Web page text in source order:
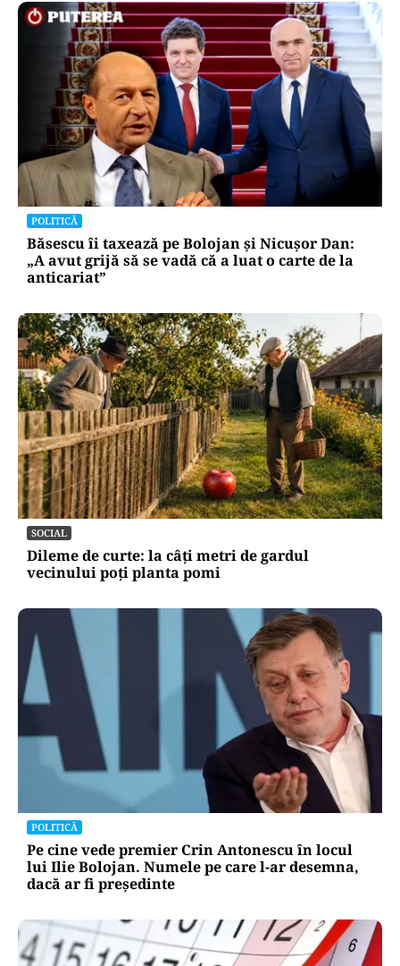
POLITICĂ
Băsescu îi taxează pe Bolojan și Nicușor Dan:
„A avut grijă să se vadă că a luat o carte de la
anticariat”
SOCIAL
Dileme de curte: la câți metri de gardul
vecinului poți planta pomi
POLITICĂ
Pe cine vede premier Crin Antonescu în locul
lui Ilie Bolojan. Numele pe care l-ar desemna,
dacă ar fi președinte